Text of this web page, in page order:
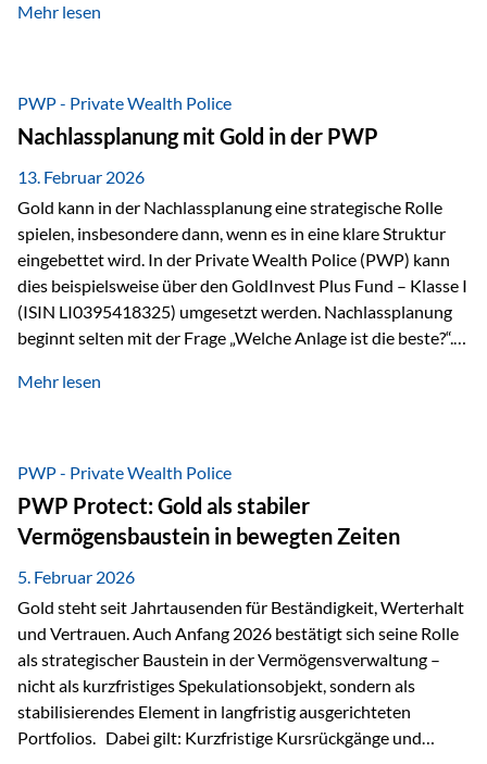
Wer Vermögen ausschließlich in einem Rechtsraum
Liechtenstein eine Rolle spielen: außerhalb der EU, ohne
Euro, mit einem eigenständigen Rechts- und Finanzplatz.
Und genau an dieser Stelle setzt der 3-Zellenschutz an –…
Mehr lesen
PWP - Private Wealth Police
Nachlassplanung mit Gold in der PWP
13. Februar 2026
Gold kann in der Nachlassplanung eine strategische Rolle
spielen, insbesondere dann, wenn es in eine klare Struktur
eingebettet wird. In der Private Wealth Police (PWP) kann
dies beispielsweise über den GoldInvest Plus Fund – Klasse I
(ISIN LI0395418325) umgesetzt werden. Nachlassplanung
beginnt selten mit der Frage „Welche Anlage ist die beste?“.
was bekommen – wann – und in welcher Struktur?Und vor
bei größeren Vermögen ist das entscheidend.
Mehr lesen
PWP - Private Wealth Police
PWP Protect: Gold als stabiler
Vermögensbaustein in bewegten Zeiten
5. Februar 2026
Gold steht seit Jahrtausenden für Beständigkeit, Werterhalt
und Vertrauen. Auch Anfang 2026 bestätigt sich seine Rolle
als strategischer Baustein in der Vermögensverwaltung –
nicht als kurzfristiges Spekulationsobjekt, sondern als
stabilisierendes Element in langfristig ausgerichteten
Portfolios. Dabei gilt: Kurzfristige Kursrückgänge und